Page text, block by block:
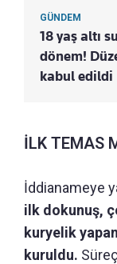
GÜNDEM
18 yaş altı
dönem!
kabul edildi
İLK TEMAS
İddianameye
ilk dokunuş,
kuryelik
kuruldu.